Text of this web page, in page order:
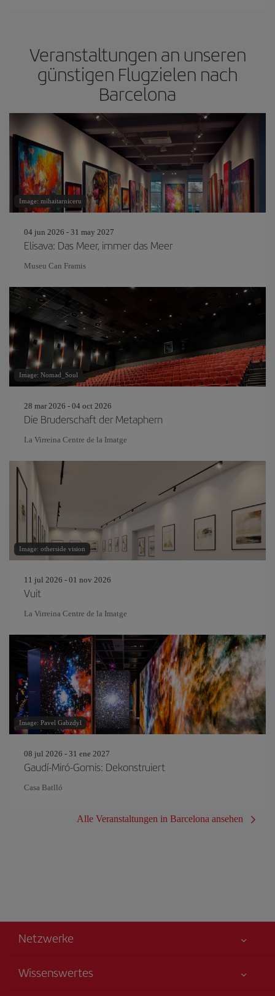
Veranstaltungen an unseren
günstigen Flugzielen nach
Barcelona
Image: mihaitarniceru
04 jun 2026 - 31 may 2027
Elisava: Das Meer, immer das Meer
Museu Can Framis
Image: Nomad_Soul
28 mar 2026 - 04 oct 2026
Die Bruderschaft der Metaphern
La Virreina Centre de la Imatge
Image: otherside vision
11 jul 2026 - 01 nov 2026
Vuit
La Virreina Centre de la Imatge
Image: Pavel Gabzdyl
08 jul 2026 - 31 ene 2027
Gaudí-Miró-Gomis: Dekonstruiert
Casa Batlló
Alle Veranstaltungen in Barcelona ansehen
Netzwerke
Wissenswertes